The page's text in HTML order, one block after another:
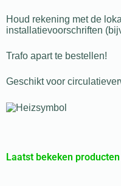
Houd rekening met de
installatievoorschriften
Trafo apart te bestellen!
Geschikt voor
Laatst bekeken producten